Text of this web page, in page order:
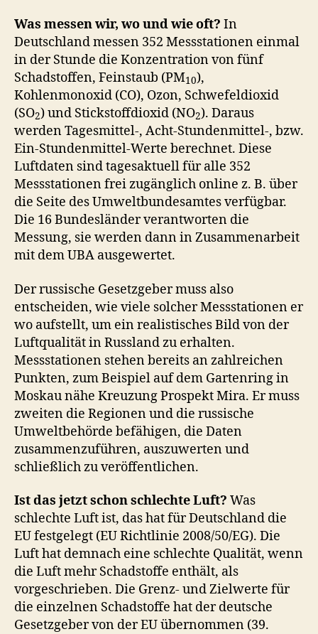
Was messen wir, wo und wie oft? In
Deutschland messen 352 Messstationen einmal
in der Stunde die Konzentration von fünf
Schadstoffen, Feinstaub (PM10),
Kohlenmonoxid (CO), Ozon, Schwefeldioxid
(SO2) und Stickstoffdioxid (NO2). Daraus
werden Tagesmittel-, Acht-Stundenmittel-, bzw.
Ein-Stundenmittel-Werte berechnet. Diese
Luftdaten sind tagesaktuell für alle 352
Messstationen frei zugänglich online z. B. über
die Seite des Umweltbundesamtes verfügbar.
Die 16 Bundesländer verantworten die
Messung, sie werden dann in Zusammenarbeit
mit dem UBA ausgewertet.
Der russische Gesetzgeber muss also
entscheiden, wie viele solcher Messstationen er
wo aufstellt, um ein realistisches Bild von der
Luftqualität in Russland zu erhalten.
Messstationen stehen bereits an zahlreichen
Punkten, zum Beispiel auf dem Gartenring in
Moskau nähe Kreuzung Prospekt Mira. Er muss
zweiten die Regionen und die russische
Umweltbehörde befähigen, die Daten
zusammenzuführen, auszuwerten und
schließlich zu veröffentlichen.
Ist das jetzt schon schlechte Luft? Was
schlechte Luft ist, das hat für Deutschland die
EU festgelegt (EU Richtlinie 2008/50/EG). Die
Luft hat demnach eine schlechte Qualität, wenn
die Luft mehr Schadstoffe enthält, als
vorgeschrieben. Die Grenz- und Zielwerte für
die einzelnen Schadstoffe hat der deutsche
Gesetzgeber von der EU übernommen (39.